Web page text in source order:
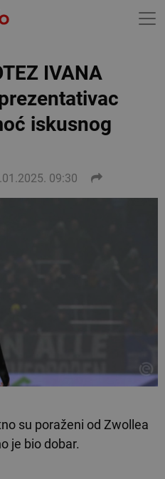
IVANA
iskusnog
09:30
su poraženi od Zwollea
je bio dobar.